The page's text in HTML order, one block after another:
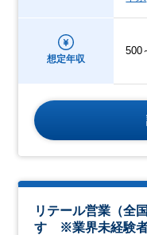
想定年収
500
リテール営業（全
す ※業界未経験